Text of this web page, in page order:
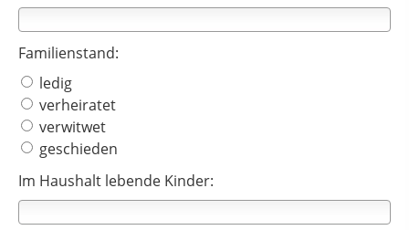
Familienstand:
ledig
verheiratet
verwitwet
geschieden
Im Haushalt lebende Kinder: